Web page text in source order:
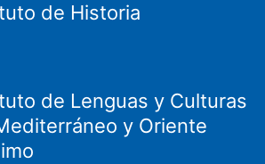
de Historia
de Lenguas y Culturas
y Oriente